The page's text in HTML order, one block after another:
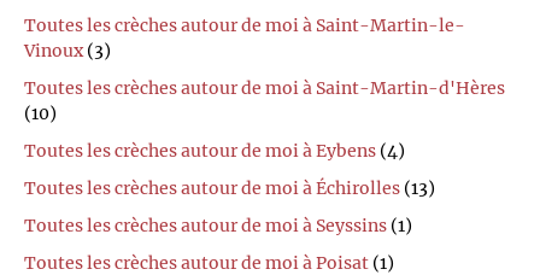
Toutes les crèches autour de moi à Saint-Martin-le-
Vinoux(3)
Toutes les crèches autour de moi à Saint-Martin-d'Hères
(10)
Toutes les crèches autour de moi à Eybens (4)
Toutes les crèches autour de moi à Échirolles (13)
Toutes les crèches autour de moi à Seyssins (1)
Toutes les crèches autour de moi à Poisat (1)